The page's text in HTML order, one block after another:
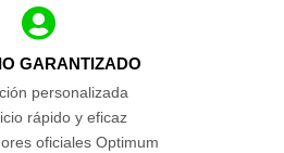
GARANTIZADO
personalizada
rápido y eficaz
oficiales Optimum